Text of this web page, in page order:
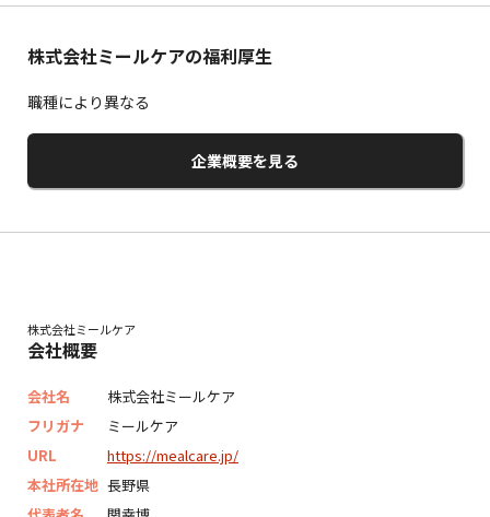
株式会社ミールケアの福利厚生
職種により異なる
企業概要を見る
株式会社ミールケア
会社概要
会社名
株式会社ミールケア
フリガナ
ミールケア
URL
https://mealcare.jp/
本社所在地 長野県